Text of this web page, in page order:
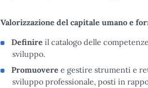
Valorizzazione del capitale umano e
Definire il catalogo delle
sviluppo.
Promuovere e gestire strumenti e
sviluppo professionale, posti in